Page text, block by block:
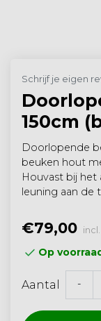
Schrijf je eigen
150cm
Doorlopende
beuken hout
Houvast bij het
leuning aan de
€79,00
Op
Aantal -